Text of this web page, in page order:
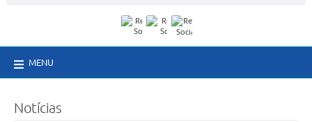
MENU
Notícias